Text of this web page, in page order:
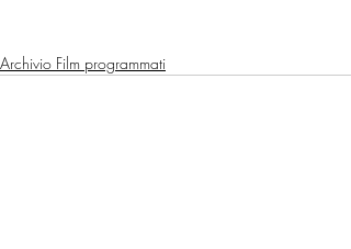
Archivio Film programmati